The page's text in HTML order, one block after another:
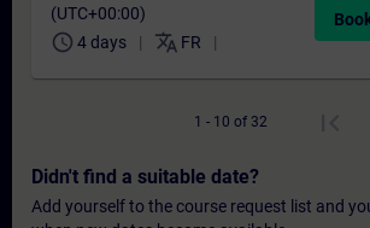
(UTC+00:00)
schedule 4 days translate FR
1 - 10 of 32
Didn't find a suitable date?
Add yourself to the course request list and